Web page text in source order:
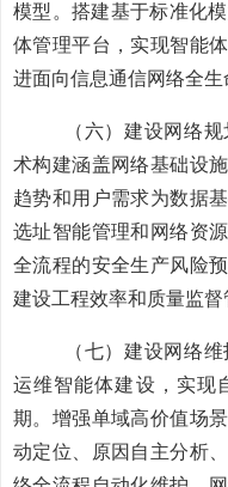
模型。搭建基于标准化
体管理平台，实现智能
进面向信息通信网络全生
（六）建设网络
术构建涵盖网络基础设
趋势和用户需求为数据
选址智能管理和网络资
全流程的安全生产风险
建设工程效率和质量监督
（七）建设网络
运维智能体建设 ， 实现
期。 增强单域高价值场
动定位
原因 自主分析